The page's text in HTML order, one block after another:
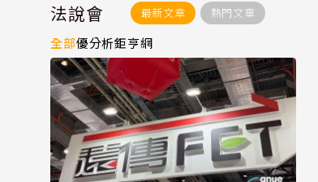
法說會 最新文章 熱門文章
全部優分析鉅亨網